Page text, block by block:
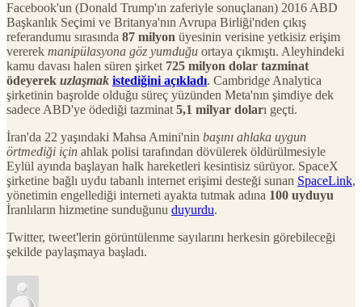
Facebook'un (Donald Trump'ın zaferiyle sonuçlanan) 2016 ABD
Başkanlık Seçimi ve Britanya'nın Avrupa Birliği'nden çıkış
referandumu sırasında 87 milyon üyesinin verisine yetkisiz erişim
vererek manipülasyona göz yumduğu ortaya çıkmıştı. Aleyhindeki
kamu davası halen süren şirket 725 milyon dolar tazminat
ödeyerek uzlaşmak istediğini açıkladı. Cambridge Analytica
şirketinin başrolde olduğu süreç yüzünden Meta'nın şimdiye dek
sadece ABD'ye ödediği tazminat 5,1 milyar doları geçti.
İran'da 22 yaşındaki Mahsa Amini'nin başını ahlaka uygun
örtmediği için ahlak polisi tarafından dövülerek öldürülmesiyle
Eylül ayında başlayan halk hareketleri kesintisiz sürüyor. SpaceX
şirketine bağlı uydu tabanlı internet erişimi desteği sunan SpaceLink,
yönetimin engellediği interneti ayakta tutmak adına 100 uyduyu
İranlıların hizmetine sunduğunu duyurdu.
Twitter, tweet'lerin görüntülenme sayılarını herkesin görebileceği
şekilde paylaşmaya başladı.